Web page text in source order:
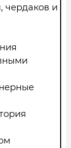
чердаков и